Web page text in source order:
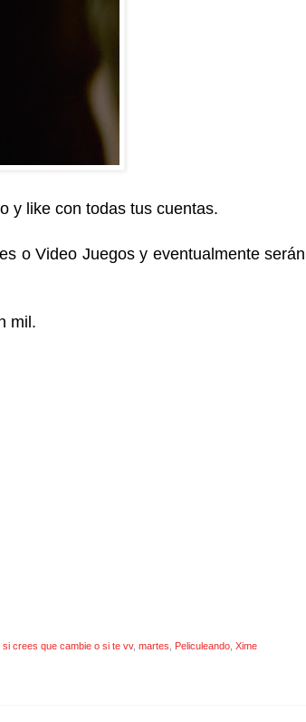
y like con todas tus cuentas.
o Video Juegos y eventualmente serán
mil.
si crees que cambie o si te vv, martes Peliculeando Xime